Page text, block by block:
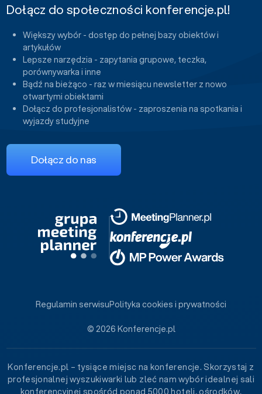
Dołącz do społeczności konferencje.pl!
Większy wybór - dostęp do pełnej bazy obiektów i
artykułów
Lepsze narzędzia - zapytania grupowe, teczka,
porównywarka i inne
Bądź na bieżąco - raz w miesiącu newsletter z nowo
otwartymi obiektami
Dołącz do profesjonalistów - zaproszenia na spotkania i
wyjazdy studyjne
Dołącz do nas
© 2026 Konferencje.pl
Regulamin serwisuPolityka cookies i prywatności
Konferencje.pl – tysiące miejsc na konferencje. Skorzystaj z
profesjonalnej wyszukiwarki lub zleć nam wybór idealnej sali
konferencyjnej spośród ponad 5000 hoteli, ośrodków,